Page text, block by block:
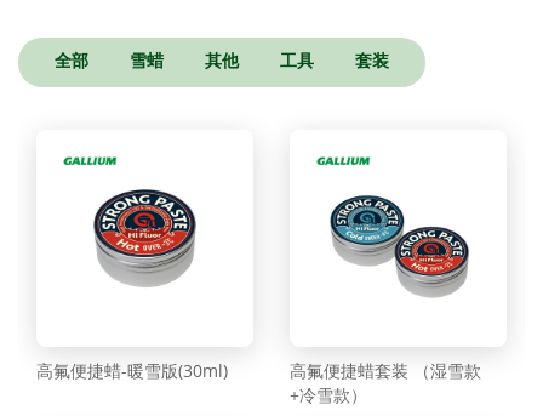
全部 雪蜡 其他 工具 套装
高氟便捷蜡-暖雪版(30ml)
高氟便捷蜡套装 （湿雪款
+冷雪款）